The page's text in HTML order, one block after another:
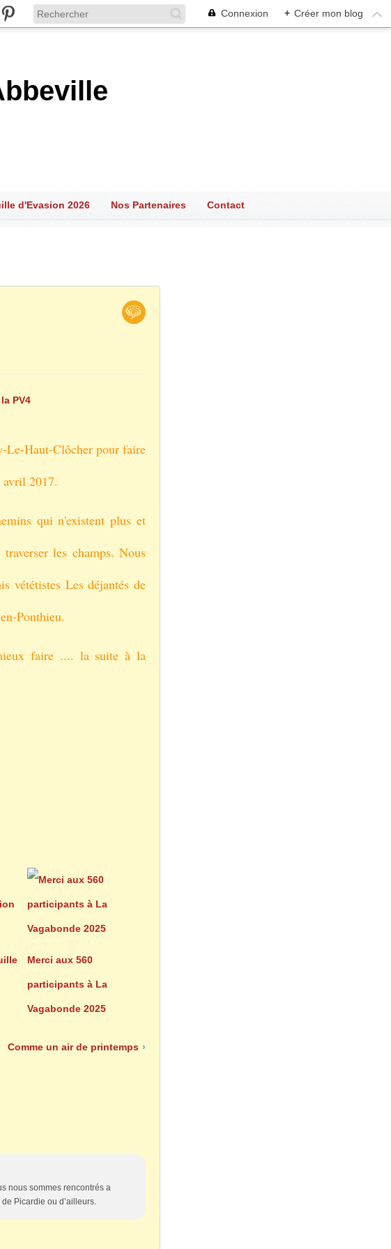
Connexion + Créer mon blog
d'Evasion 2026 Nos Partenaires Contact
Haut-Clôcher pour faire
2017.
qui n'existent plus et
les champs. Nous
vététistes Les déjantés de
Ponthieu.
faire .... la suite à la
Merci aux 560
participants à La
Vagabonde 2025
›
Comme un air de printemps
nous sommes rencontrés a
Picardie ou d’ailleurs.